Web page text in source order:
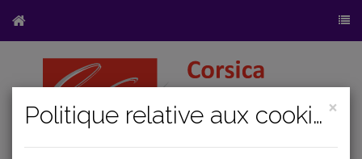
×
Politique relative aux cookies